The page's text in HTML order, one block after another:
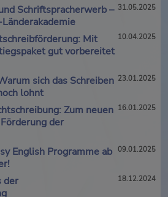
Schriftspracherwerb – 31.05.2025
Mit
gut vorbereitet
10.04.2025
sich das Schreiben
lohnt
23.01.2025
Zum neuen
der
16.01.2025
English Programme ab 09.01.2025
der
18.12.2024